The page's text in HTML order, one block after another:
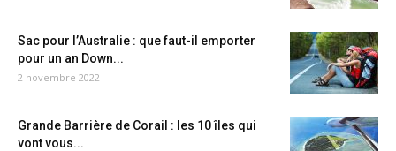
Sac pour l’Australie : que faut-il emporter
pour un an Down...
2 novembre 2022
Grande Barrière de Corail : les 10 îles qui
vont vous...